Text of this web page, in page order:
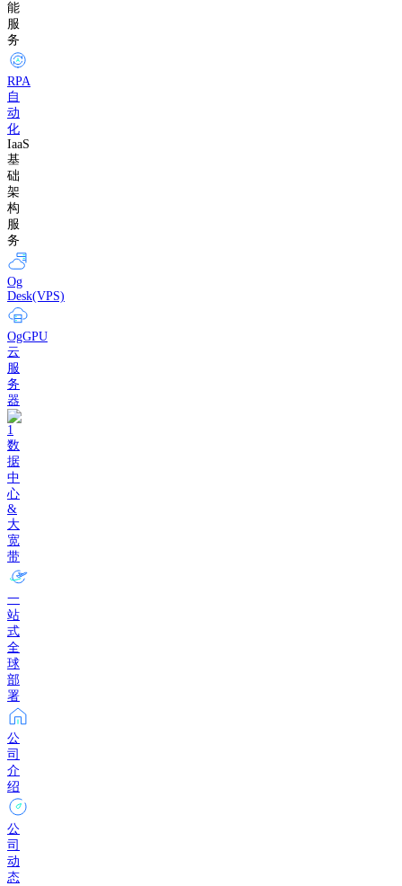
能
服
务
RPA
自
动
化
IaaS
基
础
架
构
服
务
Og
Desk(VPS)
OgGPU
云
服
务
器
数
据
中
心
&
大
宽
带
一
站
式
全
球
部
署
公
司
介
绍
公
司
动
态